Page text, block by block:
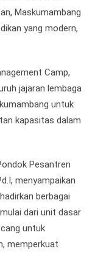
Maskumambang
yang modern,
Camp,
jajaran lembaga
untuk
kapasitas dalam
Pesantren
menyampaikan
berbagai
dari unit dasar
untuk
memperkuat